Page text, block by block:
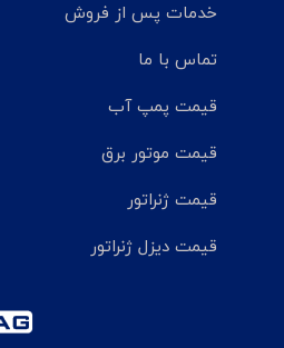
خدمات پس از فروش
تماس با ما
قیمت پمپ آب
قیمت موتور برق
قیمت ژنراتور
قیمت دیزل ژنراتور